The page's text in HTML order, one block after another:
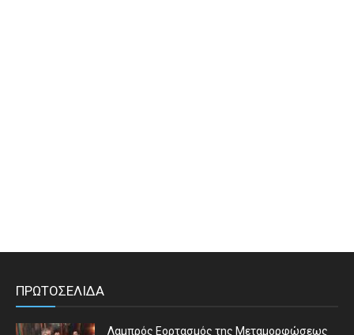
ΠΡΩΤΟΣΕΛΙΔΑ
Λαμπρός Εορτασμός της Μεταμορφώσεως